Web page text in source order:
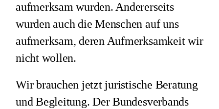
aufmerksam wurden. Andererseits
wurden auch die Menschen auf uns
aufmerksam, deren Aufmerksamkeit wir
nicht wollen.
Wir brauchen jetzt juristische Beratung
und Begleitung. Der Bundesverbands